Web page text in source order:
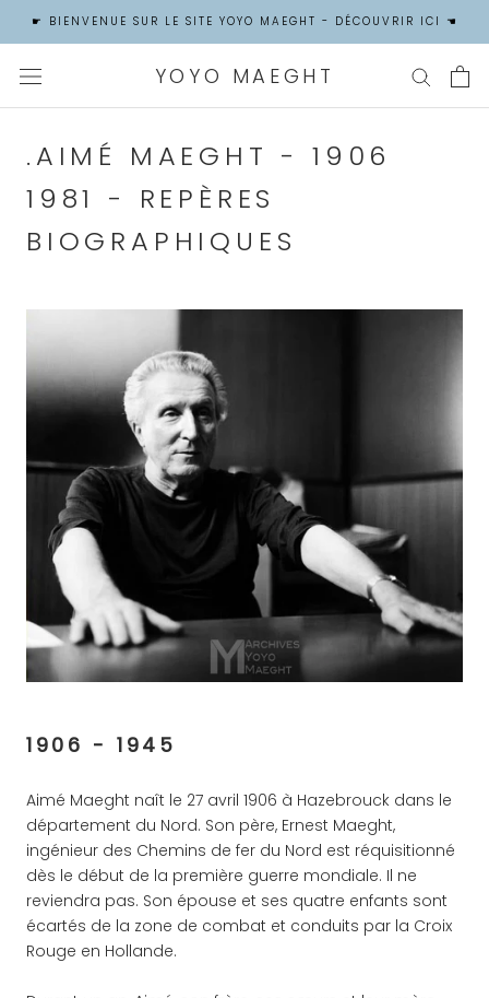
☛ BIENVENUE SUR LE SITE YOYO MAEGHT - DÉCOUVRIR ICI ☚
YOYO MAEGHT
.AIMÉ MAEGHT - 1906
1981 - REPÈRES
BIOGRAPHIQUES
1906 - 1945
Aimé Maeght naît le 27 avril 1906 à Hazebrouck dans le
département du Nord. Son père, Ernest Maeght,
ingénieur des Chemins de fer du Nord est réquisitionné
dès le début de la première guerre mondiale. Il ne
reviendra pas. Son épouse et ses quatre enfants sont
écartés de la zone de combat et conduits par la Croix
Rouge en Hollande.